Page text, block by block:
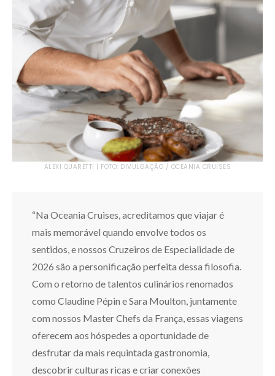
ALEXI QUARETTI | FOTO: DIVULGAÇÃO / OCEANIA CRUISES
“Na Oceania Cruises, acreditamos que viajar é
mais memorável quando envolve todos os
sentidos, e nossos Cruzeiros de Especialidade de
2026 são a personificação perfeita dessa filosofia.
Com o retorno de talentos culinários renomados
como Claudine Pépin e Sara Moulton, juntamente
com nossos Master Chefs da França, essas viagens
oferecem aos hóspedes a oportunidade de
desfrutar da mais requintada gastronomia,
descobrir culturas ricas e criar conexões